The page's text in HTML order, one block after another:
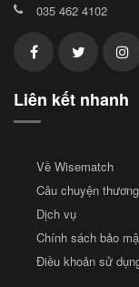
035 462 4102
Liên kết nhanh
Về Wisematch
Câu chuyện
Dịch vụ
Chính sách bảo
Điều khoản sử